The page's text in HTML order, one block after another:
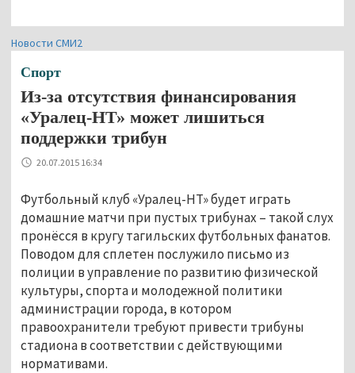
Новости СМИ2
Спорт
Из-за отсутствия финансирования
«Уралец-НТ» может лишиться
поддержки трибун
20.07.2015 16:34
Футбольный клуб «Уралец-НТ» будет играть
домашние матчи при пустых трибунах – такой слух
пронёсся в кругу тагильских футбольных фанатов.
Поводом для сплетен послужило письмо из
полиции в управление по развитию физической
культуры, спорта и молодежной политики
администрации города, в котором
правоохранители требуют привести трибуны
стадиона в соответствии с действующими
нормативами.